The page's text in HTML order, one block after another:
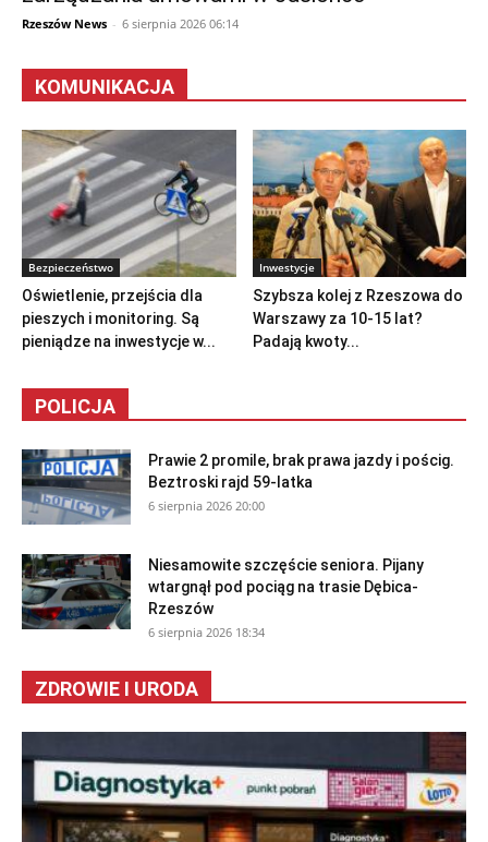
Rzeszów News - 6 sierpnia 2026 06:14
KOMUNIKACJA
Bezpieczeństwo
Oświetlenie, przejścia dla
pieszych i monitoring. Są
pieniądze na inwestycje w...
Inwestycje
Szybsza kolej z Rzeszowa do
Warszawy za 10-15 lat?
Padają kwoty...
POLICJA
Prawie 2 promile, brak prawa jazdy i pościg.
Beztroski rajd 59-latka
6 sierpnia 2026 20:00
Niesamowite szczęście seniora. Pijany
wtargnął pod pociąg na trasie Dębica-
Rzeszów
6 sierpnia 2026 18:34
ZDROWIE I URODA